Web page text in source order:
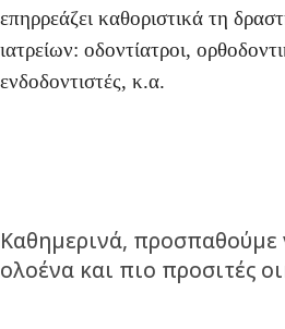
επηρρεάζει καθοριστικά τη
ιατρείων: οδοντίατροι,
ενδοδοντιστές, κ.α.
Καθημερινά,
ολοένα και πιο προσιτές